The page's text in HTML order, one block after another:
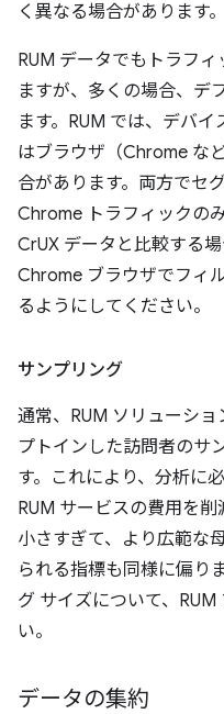
く異なる場合があります。
RUM データでもトラフ
ますが、多くの場合、デ
ます。RUM では、デバ
はブラウザ（Chrome な
合があります。両方でセ
Chrome トラフィックの
CrUX データと比較する
Chrome ブラウザでフィ
るようにしてください。
サンプリング
通常、RUM ソリューシ
プトインした訪問者のサ
す。これにより、分析に
RUM サービスの費用を
小さすぎて、より広範な
られる指標も同様に偏り
グ サイズについて、
い。
データの集約